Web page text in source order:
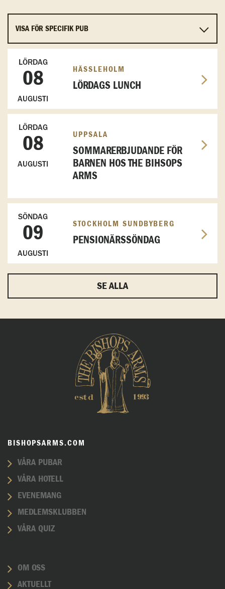
LÖRDAG
08
AUGUSTI
HÄSSLEHOLM
LÖRDAGS LUNCH
LÖRDAG
08
AUGUSTI
UPPSALA
SOMMARERBJUDANDE FÖR
BARNEN HOS THE BIHSOPS
ARMS
SÖNDAG
09
AUGUSTI
STOCKHOLM SUNDBYBERG
PENSIONÄRSSÖNDAG
SE ALLA
BISHOPSARMS.COM
VÅRA PUBAR
VÅRA HOTELL
EVENEMANG
MEDLEMSKLUBBEN
VÅRA QUIZ
OM OSS
AKTUELLT